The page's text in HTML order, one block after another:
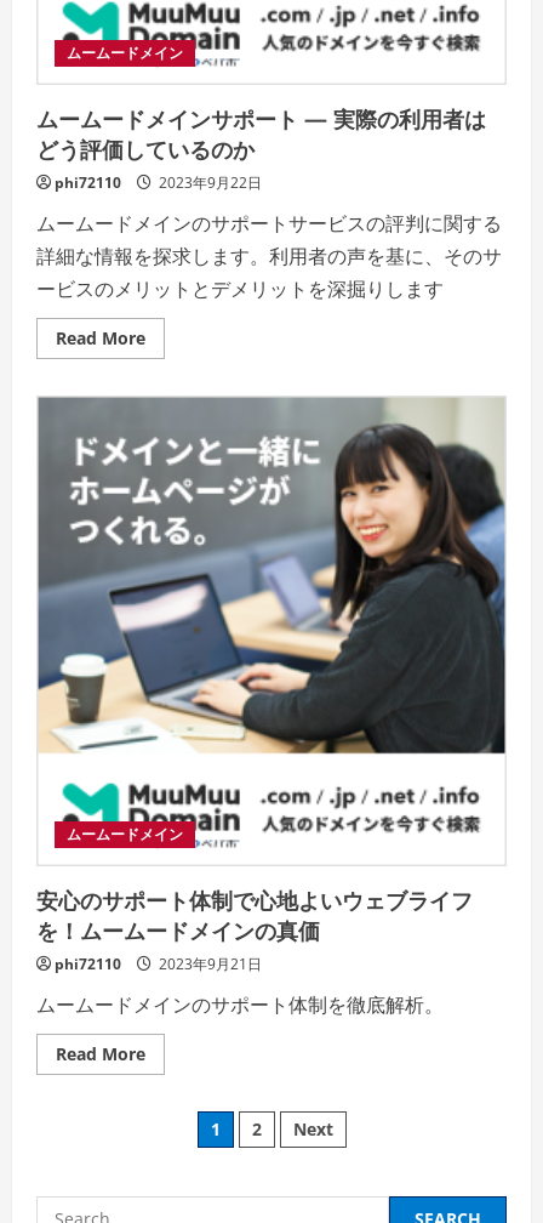
力
と
評
判
ムームードメイン
ムームードメインサポート — 実際の利用者は
どう評価しているのか
phi72110 2023年9月22日
ムームードメインのサポートサービスの評判に関する
詳細な情報を探求します。利用者の声を基に、そのサ
ービスのメリットとデメリットを深掘りします
Read MoreRead
more
ー
ー
ド
メ
イ
ン
サ
ポ
ト
—
実
際
者
は
ど
う
し
て
い
る
の
ムームードメイン
安心のサポート体制で心地よいウェブライフ
を！ムームードメインの真価
phi72110 2023年9月21日
ムームードメインのサポート体制を徹底解析。
Read MoreRead
more
ト
Posts
pagination
1 2 Next
Search